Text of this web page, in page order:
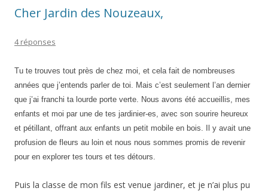
Cher Jardin des Nouzeaux,
4 réponses
Tu te trouves tout près de chez moi, et cela fait de nombreuses
années que j’entends parler de toi. Mais c’est seulement l’an dernier
que j’ai franchi ta lourde porte verte. Nous avons été accueillis, mes
enfants et moi par une de tes jardinier-es, avec son sourire heureux
et pétillant, offrant aux enfants un petit mobile en bois. Il y avait une
profusion de fleurs au loin et nous nous sommes promis de revenir
pour en explorer tes tours et tes détours.
Puis la classe de mon fils est venue jardiner, et je n’ai plus pu